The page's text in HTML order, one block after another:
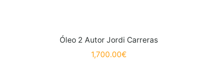
Óleo 2 Autor Jordi Carreras
1,700.00€